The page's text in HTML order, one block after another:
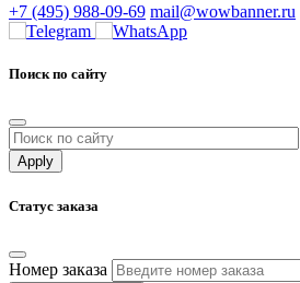
+7 (495) 988-09-69 mail@wowbanner.ru
Поиск по сайту
Статус заказа
Номер заказа